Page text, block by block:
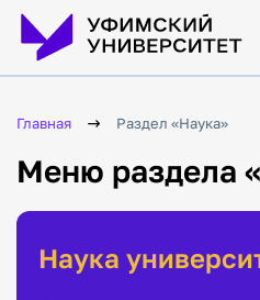
Главная Раздел «Наука»
Меню раздела
Наука